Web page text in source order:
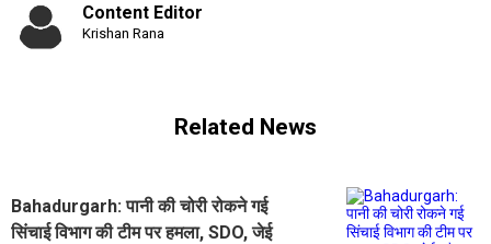
Content Editor
Krishan Rana
Related News
Bahadurgarh: पानी की चोरी रोकने गई
सिंचाई विभाग की टीम पर हमला, SDO, जेई